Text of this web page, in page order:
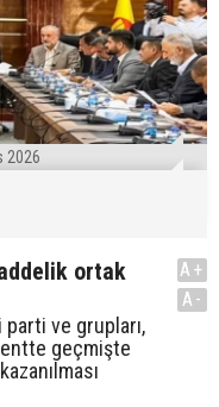
2026
ortak
ve grupları,
geçmişte
A+
A-